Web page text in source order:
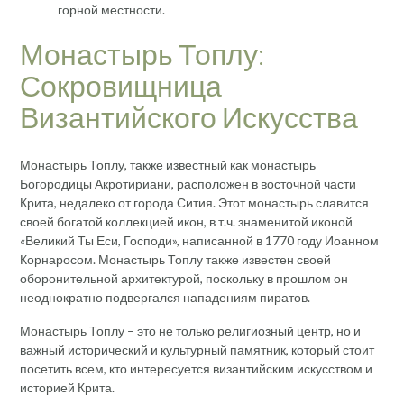
горной местности.
Монастырь Топлу:
Сокровищница
Византийского Искусства
Монастырь Топлу, также известный как монастырь
Богородицы Акротириани, расположен в восточной части
Крита, недалеко от города Сития. Этот монастырь славится
своей богатой коллекцией икон, в т.ч. знаменитой иконой
«Великий Ты Еси, Господи», написанной в 1770 году Иоанном
Корнаросом. Монастырь Топлу также известен своей
оборонительной архитектурой, поскольку в прошлом он
неоднократно подвергался нападениям пиратов.
Монастырь Топлу – это не только религиозный центр, но и
важный исторический и культурный памятник, который стоит
посетить всем, кто интересуется византийским искусством и
историей Крита.